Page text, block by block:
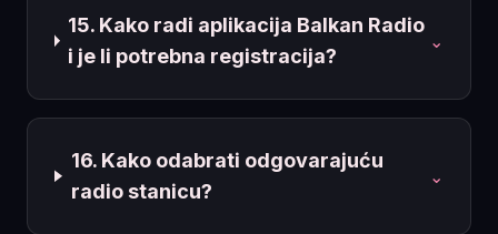
15. Kako radi aplikacija Balkan Radio
i je li potrebna registracija?
⌄
16. Kako odabrati odgovarajuću
radio stanicu?
⌄